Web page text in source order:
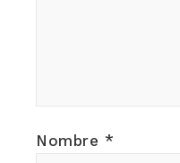
Nombre *